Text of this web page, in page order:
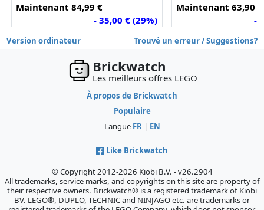
Maintenant 84,99 €
- 35,00 € (29%)
Maintenant 63,90 €
-
Version ordinateur Trouvé un erreur / Suggestions?
Brickwatch
Les meilleurs offres LEGO
À propos de Brickwatch
Populaire
Langue FR | EN
Like Brickwatch
© Copyright 2012-2026 Kiobi B.V. - v26.2904
All trademarks, service marks, and copyrights on this site are property of
their respective owners. Brickwatch® is a registered trademark of Kiobi
BV. LEGO®, DUPLO, TECHNIC and NINJAGO etc. are trademarks or